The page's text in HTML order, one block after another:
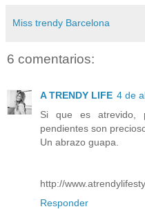
Miss trendy Barcelona
6 comentarios:
A TRENDY LIFE 4 de
Si que es atrevido,
pendientes son
Un abrazo guapa.
http://
Responder